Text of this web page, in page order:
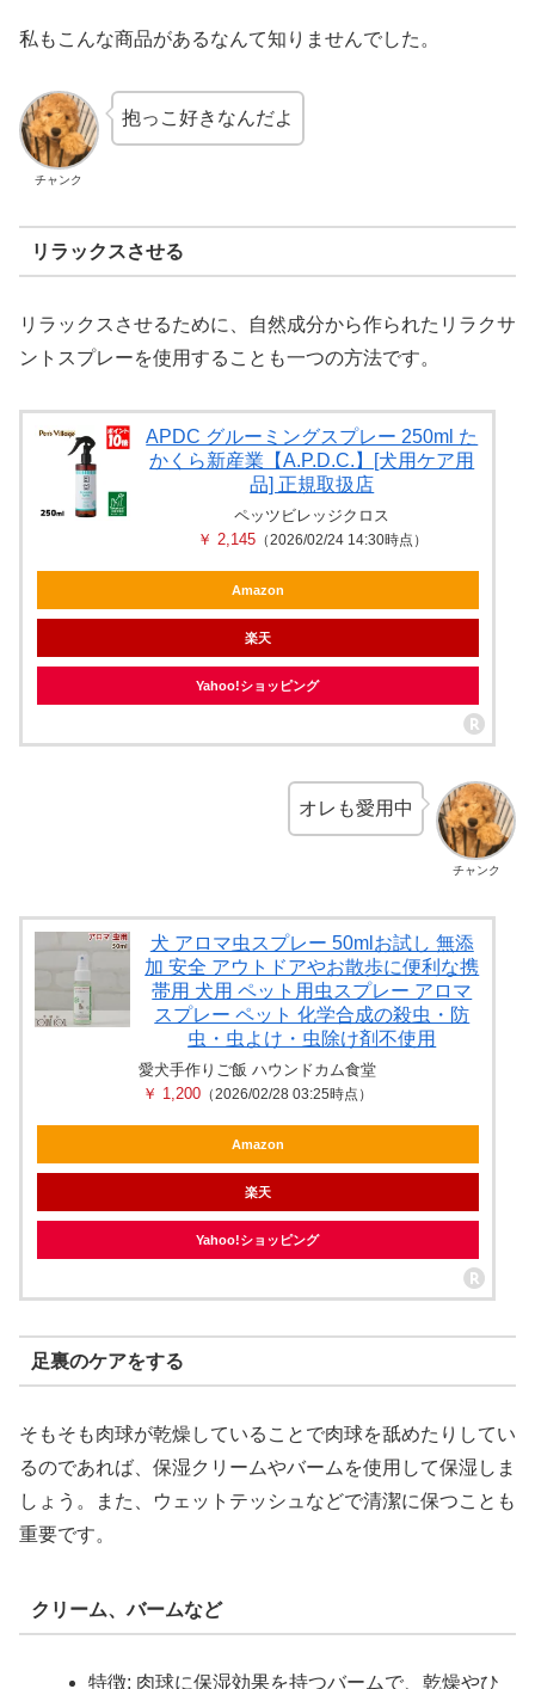
私もこんな商品があるなんて知りませんでした。
チャンク
抱っこ好きなんだよ
リラックスさせる
リラックスさせるために、自然成分から作られたリラクサ
ントスプレーを使用することも一つの方法です。
APDC グルーミングスプレー 250ml た
かくら新産業【A.P.D.C.】[犬用ケア用
品] 正規取扱店
ペッツビレッジクロス
￥ 2,145（2026/02/24 14:30時点）
Amazon
楽天
Yahoo!ショッピング
チャンク
オレも愛用中
犬 アロマ虫スプレー 50mlお試し 無添
加 安全 アウトドアやお散歩に便利な携
帯用 犬用 ペット用虫スプレー アロマ
スプレー ペット 化学合成の殺虫・防
虫・虫よけ・虫除け剤不使用
愛犬手作りご飯 ハウンドカム食堂
￥ 1,200 （2026/02/28 03:25時点）
Amazon
楽天
Yahoo!ショッピング
足裏のケアをする
そもそも肉球が乾燥していることで肉球を舐めたりしてい
るのであれば、保湿クリームやバームを使用して保湿しま
しょう。また、ウェットテッシュなどで清潔に保つことも
重要です。
クリーム、バームなど
特徴: 肉球に保湿効果を持つバームで、乾燥やひ